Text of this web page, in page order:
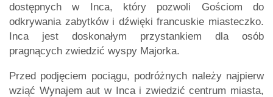
dostępnych w Inca, który pozwoli Gościom do
odkrywania zabytków i dźwięki francuskie miasteczko.
Inca jest doskonałym przystankiem dla osób
pragnących zwiedzić wyspy Majorka.
Przed podjęciem pociągu, podróżnych należy najpierw
wziąć Wynajem aut w Inca i zwiedzić centrum miasta,